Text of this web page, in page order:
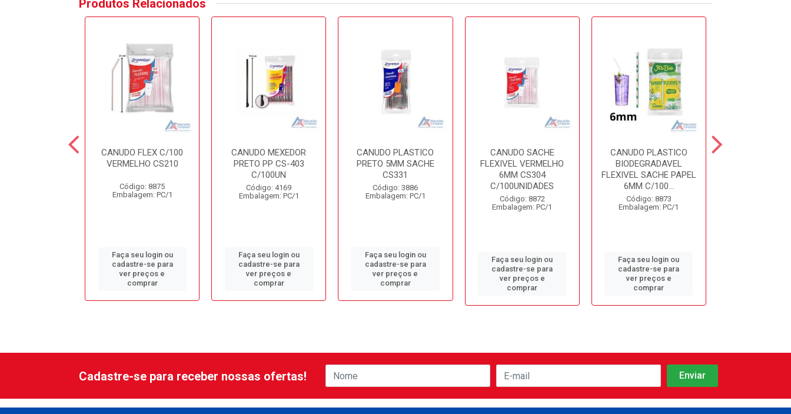
Produtos Relacionados
CANUDO FLEX C/100
VERMELHO CS210
Código: 8875
Embalagem: PC/1
Faça seu login ou
cadastre-se para
ver preços e
comprar
CANUDO MEXEDOR
PRETO PP CS-403
C/100UN
Código: 4169
Embalagem: PC/1
Faça seu login ou
cadastre-se para
ver preços e
comprar
CANUDO PLASTICO
PRETO 5MM SACHE
CS331
Código: 3886
Embalagem: PC/1
Faça seu login ou
cadastre-se para
ver preços e
comprar
CANUDO SACHE
FLEXIVEL VERMELHO
6MM CS304
C/100UNIDADES
Código: 8872
Embalagem: PC/1
Faça seu login ou
cadastre-se para
ver preços e
comprar
CANUDO PLASTICO
BIODEGRADAVEL
FLEXIVEL SACHE PAPEL
6MM C/100...
Código: 8873
Embalagem: PC/1
Faça seu login ou
cadastre-se para
ver preços e
comprar
Cadastre-se para receber nossas ofertas!